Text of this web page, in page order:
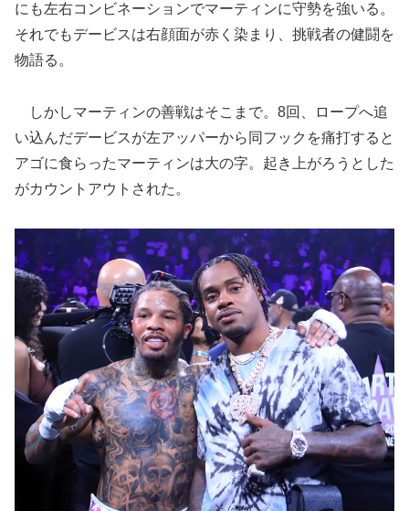
にも左右コンビネーションでマーティンに守勢を強いる。
それでもデービスは右顔面が赤く染まり、挑戦者の健闘を
物語る。
しかしマーティンの善戦はそこまで。8回、ロープへ追
い込んだデービスが左アッパーから同フックを痛打すると
アゴに食らったマーティンは大の字。起き上がろうとした
がカウントアウトされた。